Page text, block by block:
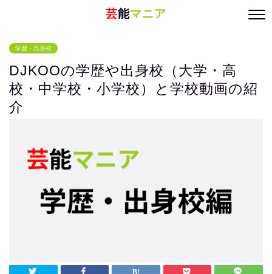
芸能マニア
学歴・出身校
DJKOOの学歴や出身校（大学・高
校・中学校・小学校）と学校動画の紹
介